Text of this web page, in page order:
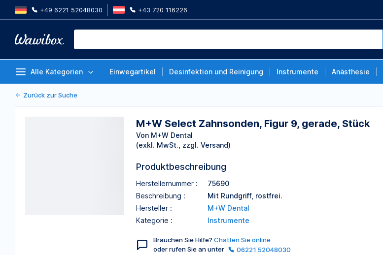
+49 6221 52048030 +43 720 116226
Alle Kategorien Einwegartikel Desinfektion und Reinigung Instrumente Anästhesie
Von M+W Dental
Zurück zur Suche
M+W Select Zahnsonden, Figur 9, gerade, Stück
Von M+W Dental
(exkl. MwSt., zzgl. Versand)
Produktbeschreibung
Herstellernummer :
75690
Beschreibung :
Mit Rundgriff, rostfrei.
Hersteller :
M+W Dental
Kategorie :
Instrumente
Brauchen Sie Hilfe? Chatten Sie online
oder rufen Sie an unter
06221 52048030